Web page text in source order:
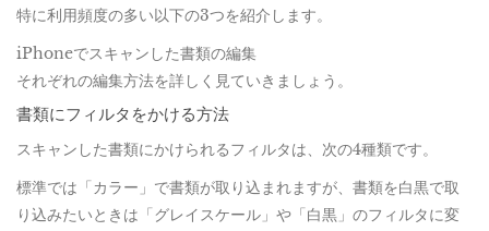
特に利用頻度の多い以下の3つを紹介します。
iPhoneでスキャンした書類の編集
それぞれの編集方法を詳しく見ていきましょう。
書類にフィルタをかける方法
スキャンした書類にかけられるフィルタは、次の4種類です。
標準では「カラー」で書類が取り込まれますが、書類を白黒で取
り込みたいときは「グレイスケール」や「白黒」のフィルタに変